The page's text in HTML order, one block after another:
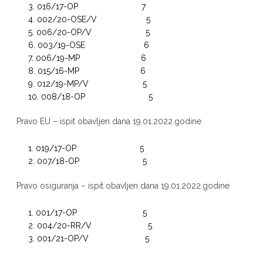
016/17-OP 7
002/20-OSE/V 5
006/20-OP/V 5
003/19-OSE 6
006/19-MP 6
015/16-MP 6
012/19-MP/V 5
008/18-OP 5
Pravo EU – ispit obavljen dana 19.01.2022.godine
019/17-OP 5
007/18-OP 5
Pravo osiguranja – ispit obavljen dana 19.01.2022.godine
001/17-OP 5
004/20-RR/V 5
001/21-OP/V 5